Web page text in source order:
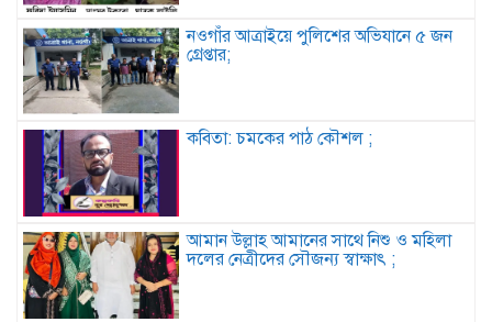
নওগাঁর আত্রাইয়ে পুলিশের অভিযানে ৫ জন
গ্রেপ্তার;
কবিতা: চমকের পাঠ কৌশল ;
আমান উল্লাহ আমানের সাথে নিশু ও মহিলা
দলের নেত্রীদের সৌজন্য স্বাক্ষাৎ ;